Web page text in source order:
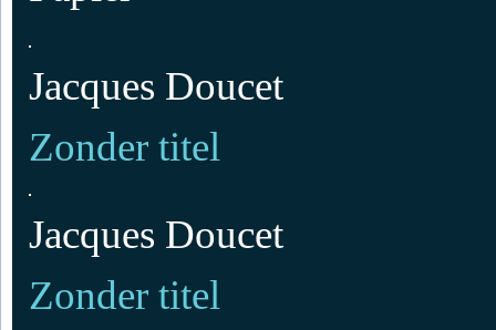
Jacques Doucet
Zonder titel
Jacques Doucet
Zonder titel